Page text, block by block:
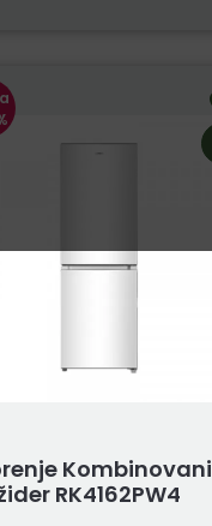
Kombinovani
RK4162PW4